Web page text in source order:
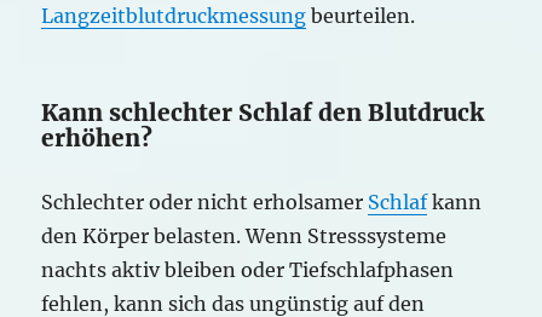
Langzeitblutdruckmessung beurteilen.
Kann schlechter Schlaf den Blutdruck
erhöhen?
Schlechter oder nicht erholsamer Schlafkann
den Körper belasten. Wenn Stresssysteme
nachts aktiv bleiben oder Tiefschlafphasen
fehlen, kann sich das ungünstig auf den